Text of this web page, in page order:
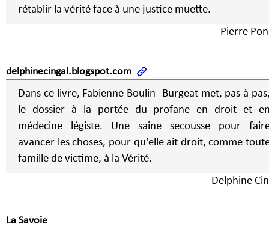
rétablir la vérité face à une justice muette.
Pierre
delphinecingal.blogspot.com
Dans ce livre, Fabienne Boulin -Burgeat met, pas à
le dossier à la portée du profane en droit et
médecine légiste. Une saine secousse pour
avancer les choses, pour qu'elle ait droit, comme
famille de victime, à la Vérité.
Delphine
La Savoie